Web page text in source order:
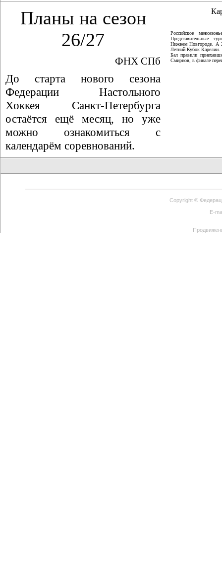
Планы на сезон
26/27
ФНХ СПб
До старта нового сезона
Федерации Настольного
Хоккея Санкт-Петербурга
остаётся ещё месяц, но уже
можно ознакомиться с
календарём соревнований.
Российское
Представительные
Нижнем Новгороде. А
Летний Кубок Карелии.
Бал правили
Смирнов, в финале
Copyright ©
E-